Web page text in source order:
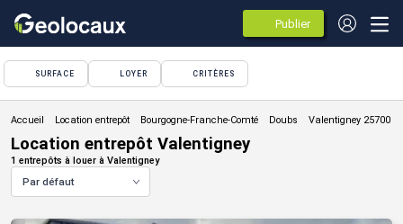
Publier
des
annonces
SURFACE LOYER CRITÈRES
Location entrepôt
Location entrepôt Valentigney
1 entrepôts à louer à Valentigney
Par défaut